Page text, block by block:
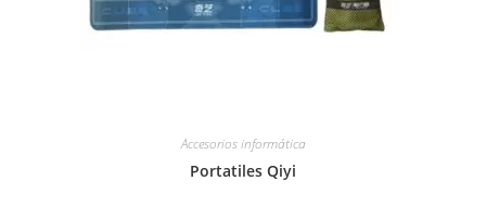
Accesorios informática
Portatiles Qiyi